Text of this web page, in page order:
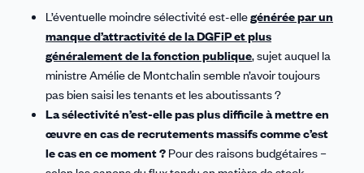
L’éventuelle moindre sélectivité est-ellegénérée par un
manque d’attractivité de la DGFiP et plus
généralement de la fonction publique, sujet auquel la
ministre Amélie de Montchalin semble n’avoir toujours
pas bien saisi les tenants et les aboutissants ?
La sélectivité n’est-elle pas plus difficile à mettre en
œuvre en cas de recrutements massifs comme c’est
le cas en ce moment ? Pour des raisons budgétaires –